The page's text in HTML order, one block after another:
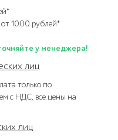
1000 рублей*
у менеджера!
лиц
только по
с НДС, все цены на
лиц